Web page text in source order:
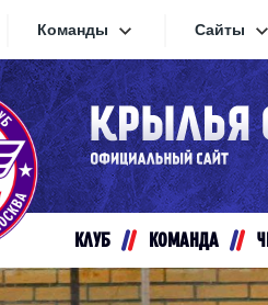
Команды
Конференция «Запад»
Дивизион Золотой
Академия Михайлова
Красная Армия
Сайты
КЛУБ КОМАНДА